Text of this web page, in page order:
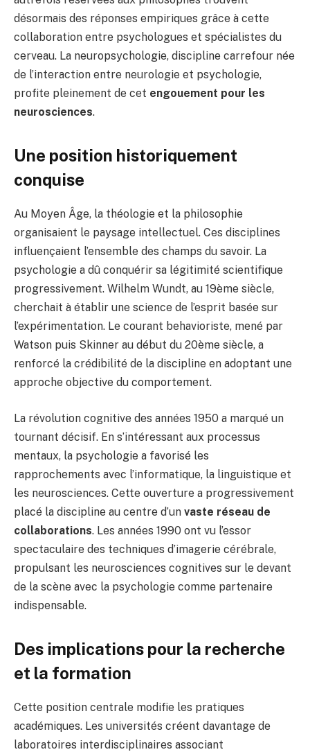
désormais des réponses empiriques grâce à cette
collaboration entre psychologues et spécialistes du
cerveau. La neuropsychologie, discipline carrefour née
de l’interaction entre neurologie et psychologie,
profite pleinement de cet engouement pour les
neurosciences.
Une position historiquement
conquise
Au Moyen Âge, la théologie et la philosophie
organisaient le paysage intellectuel. Ces disciplines
influençaient l’ensemble des champs du savoir. La
psychologie a dû conquérir sa légitimité scientifique
progressivement. Wilhelm Wundt, au 19ème siècle,
cherchait à établir une science de l’esprit basée sur
l’expérimentation. Le courant behavioriste, mené par
Watson puis Skinner au début du 20ème siècle, a
renforcé la crédibilité de la discipline en adoptant une
approche objective du comportement.
La révolution cognitive des années 1950 a marqué un
tournant décisif. En s’intéressant aux processus
mentaux, la psychologie a favorisé les
rapprochements avec l’informatique, la linguistique et
les neurosciences. Cette ouverture a progressivement
placé la discipline au centre d’un vaste réseau de
collaborations. Les années 1990 ont vu l’essor
spectaculaire des techniques d’imagerie cérébrale,
propulsant les neurosciences cognitives sur le devant
de la scène avec la psychologie comme partenaire
indispensable.
Des implications pour la recherche
et la formation
Cette position centrale modifie les pratiques
académiques. Les universités créent davantage de
laboratoires interdisciplinaires associant